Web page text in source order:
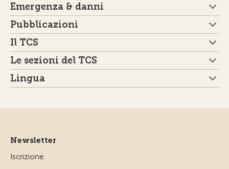
Emergenza & danni
Pubblicazioni
Il TCS
Le sezioni del TCS
Lingua
Newsletter
Iscrizione